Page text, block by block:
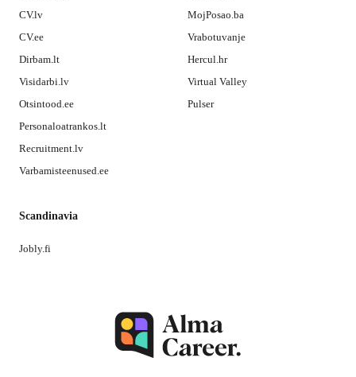
CV.lv
CV.ee
Dirbam.lt
Visidarbi.lv
Otsintood.ee
Personaloatrankos.lt
Recruitment.lv
Varbamisteenused.ee
MojPosao.ba
Vrabotuvanje
Hercul.hr
Virtual Valley
Pulser
Scandinavia
Jobly.fi